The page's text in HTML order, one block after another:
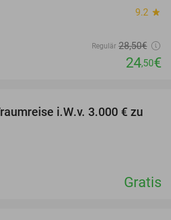
9.2 star
Regulär 28,50€
24,50€
i.W.v. 3.000 € zu
Gratis